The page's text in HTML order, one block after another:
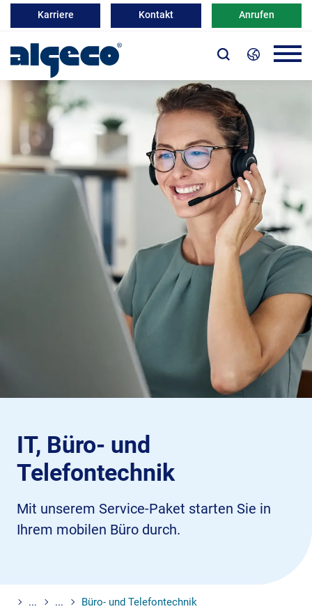
Karriere Kontakt Anrufen
IT, Büro- und
Telefontechnik
Mit unserem Service-Paket starten Sie in
Ihrem mobilen Büro durch.
... ... Büro- und Telefontechnik